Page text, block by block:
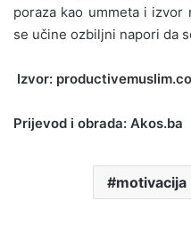
poraza kao ummeta i izvor
se učine ozbiljni napori da
Izvor:
Prijevod i obrada: Akos.ba
motivacija